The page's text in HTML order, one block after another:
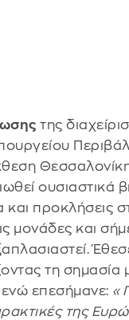
της
προκλήσεις
μονάδες και
τη σημασία
ενώ επεσήμανε:
της